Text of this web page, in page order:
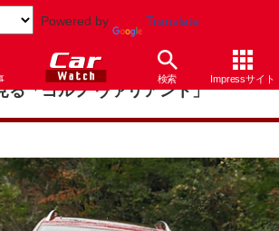
Powered by Translate
検索 Impressサイト
る「ゴルフ ヴァリアント」